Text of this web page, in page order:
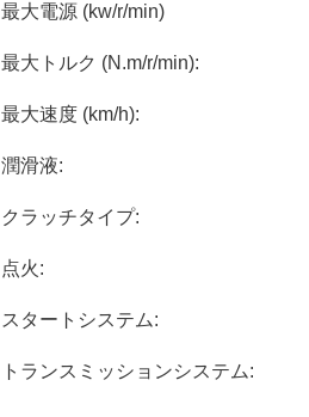
最大電源 (kw/r/min)
最大トルク (N.m/r/min):
最大速度 (km/h):
潤滑液:
クラッチタイプ:
点火:
スタートシステム:
トランスミッションシステム: